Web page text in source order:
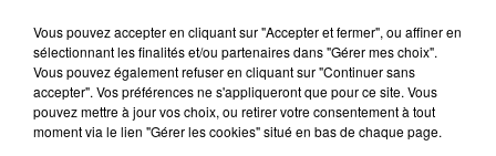
d'amendes et peuvent entra�ner
la confiscation ou la saisie des
marchandises.
Vous pouvez accepter en cliquant sur "Accepter et fermer", ou affiner en
sélectionnant les finalités et/ou partenaires dans "Gérer mes choix".
Vous pouvez également refuser en cliquant sur "Continuer sans
accepter". Vos préférences ne s'appliqueront que pour ce site. Vous
pouvez mettre à jour vos choix, ou retirer votre consentement à tout
moment via le lien "Gérer les cookies" situé en bas de chaque page.